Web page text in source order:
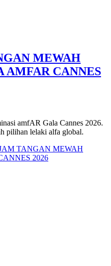
MEWAH
AMFAR CANNES
amfAR Gala Cannes 2026.
pilihan lelaki alfa global.
TANGAN MEWAH
2026